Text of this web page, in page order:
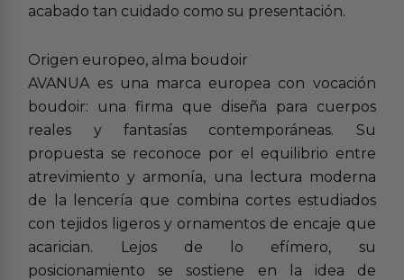
acabado tan cuidado como su presentación.
Origen europeo, alma boudoir
AVANUA es una marca europea con vocación
boudoir: una firma que diseña para cuerpos
reales y fantasías contemporáneas. Su
propuesta se reconoce por el equilibrio entre
atrevimiento y armonía, una lectura moderna
de la lencería que combina cortes estudiados
con tejidos ligeros y ornamentos de encaje que
acarician. Lejos de lo efímero, su
posicionamiento se sostiene en la idea de